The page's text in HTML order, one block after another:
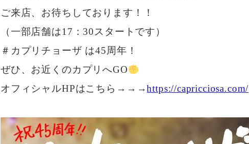
ご来店、お待ちしております！！
（一部店舗は17：30スタートです）
＃カプリチョーザ は45周年！
ぜひ、お近くのカプリへGO
オフィシャルHPはこちら→→→https://capricciosa.com/